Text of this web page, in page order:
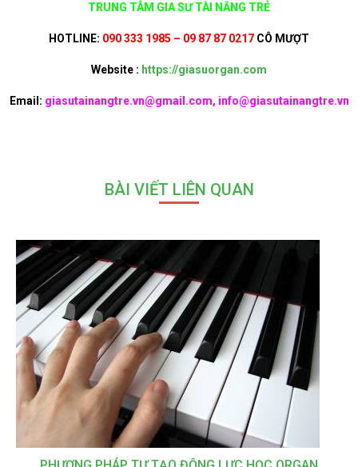
TRUNG TÂM GIA SƯ TÀI NĂNG TRẺ
HOTLINE: 090 333 1985 – 09 87 87 0217 CÔ MƯỢT
Website : https://giasuorgan.com
Email: giasutainangtre.vn@gmail.com, info@giasutainangtre.vn
BÀI VIẾT LIÊN QUAN